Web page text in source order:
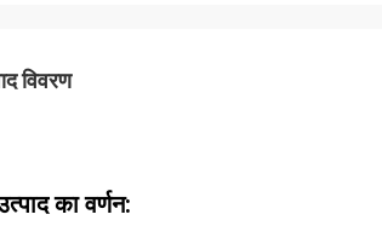
विवरण
का वर्णन: